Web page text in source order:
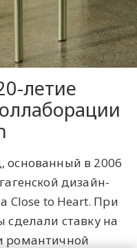
летие
основанный в 2006
дизайн-
Close to Heart. При
сделали ставку на
романтичной